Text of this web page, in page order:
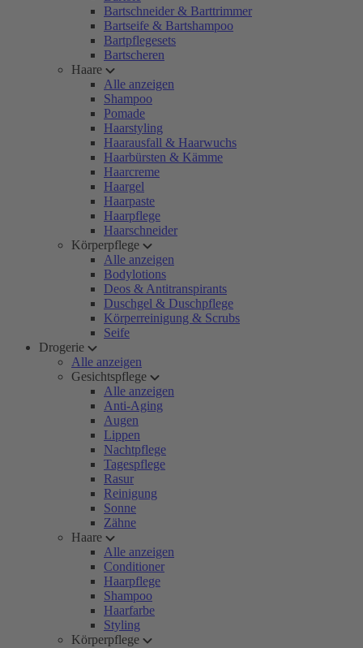
Bartschneider & Barttrimmer
Bartseife & Bartshampoo
Bartpflegesets
Bartscheren
Haare
Alle anzeigen
Shampoo
Pomade
Haarstyling
Haarausfall & Haarwuchs
Haarbürsten & Kämme
Haarcreme
Haargel
Haarpaste
Haarpflege
Haarschneider
Körperpflege
Alle anzeigen
Bodylotions
Deos & Antitranspirants
Duschgel & Duschpflege
Körperreinigung & Scrubs
Seife
Drogerie
Alle anzeigen
Gesichtspflege
Alle anzeigen
Anti-Aging
Augen
Lippen
Nachtpflege
Tagespflege
Rasur
Reinigung
Sonne
Zähne
Haare
Alle anzeigen
Conditioner
Haarpflege
Shampoo
Haarfarbe
Styling
Körperpflege